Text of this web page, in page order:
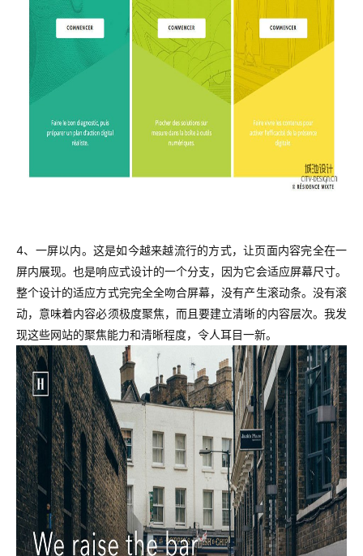
4、一屏以内。这是如今越来越流行的方式，让页面内容完全在一
屏内展现。也是响应式设计的一个分支，因为它会适应屏幕尺寸。
整个设计的适应方式完完全全吻合屏幕，没有产生滚动条。没有滚
动，意味着内容必须极度聚焦，而且要建立清晰的内容层次。我发
现这些网站的聚焦能力和清晰程度，令人耳目一新。